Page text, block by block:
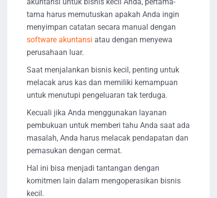
tama harus memutuskan apakah Anda ingin
menyimpan catatan secara manual dengan
software akuntansi atau dengan menyewa
perusahaan luar.
Saat menjalankan bisnis kecil, penting untuk
melacak arus kas dan memiliki kemampuan
untuk menutupi pengeluaran tak terduga.
Kecuali jika Anda menggunakan layanan
pembukuan untuk memberi tahu Anda saat ada
masalah, Anda harus melacak pendapatan dan
pemasukan dengan cermat.
Hal ini bisa menjadi tantangan dengan
komitmen lain dalam mengoperasikan bisnis
kecil.